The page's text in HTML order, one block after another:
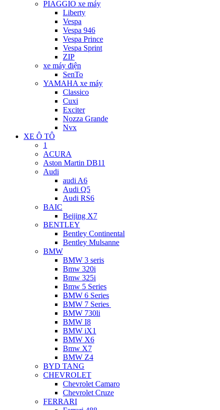
PIAGGIO xe máy
Liberty
Vespa
Vespa 946
Vespa Prince
Vespa Sprint
ZIP
xe máy điện
SenTo
YAMAHA xe máy
Classico
Cuxi
Exciter
Nozza Grande
Nvx
XE Ô TÔ
1
ACURA
Aston Martin DB11
Audi
audi A6
Audi Q5
Audi RS6
BAIC
Beijing X7
BENTLEY
Bentley Continental
Bentley Mulsanne
BMW
BMW 3 seris
Bmw 320i
Bmw 325i
Bmw 5 Series
BMW 6 Series
BMW 7 Series
BMW 730li
BMW I8
BMW iX1
BMW X6
Bmw X7
BMW Z4
BYD TANG
CHEVROLET
Chevrolet Camaro
Chevrolet Cruze
FERRARI